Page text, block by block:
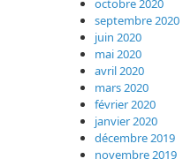
septembre 2020
juin 2020
mai 2020
avril 2020
mars 2020
février 2020
janvier 2020
décembre 2019
novembre 2019